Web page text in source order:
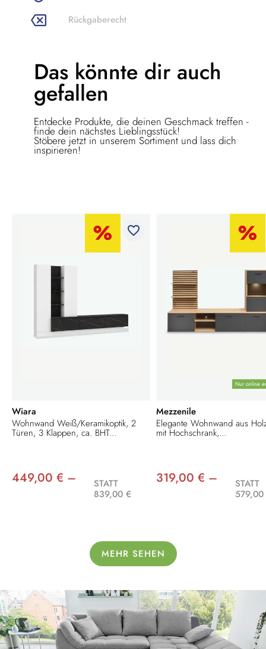
Rückgaberecht
Das könnte dir auch
gefallen
Entdecke Produkte, die deinen Geschmack treffen -
finde dein nächstes Lieblingsstück!
Stöbere jetzt in unserem Sortiment und lass dich
inspirieren!
favorite_border
Wiara
Wohnwand Weiß/Keramikoptik, 2
Türen, 3 Klappen, ca. BHT...
449,00 € –
STATT
839,00 €
Nur online
Mezzenile
Elegante Wohnwand aus
mit Hochschrank,...
319,00 € –
STATT
MEHR SEHEN